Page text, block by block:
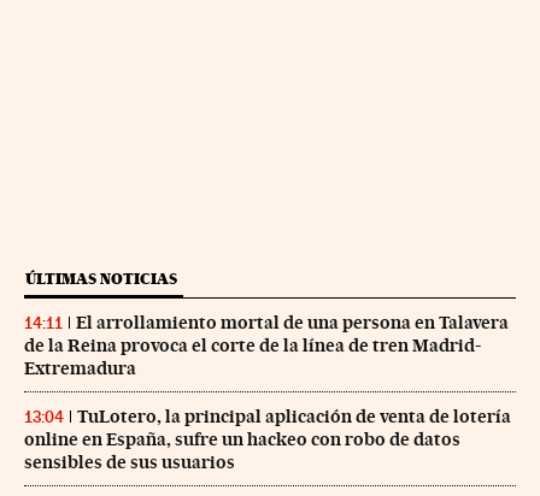
ÚLTIMAS NOTICIAS
14:11
El arrollamiento mortal de una persona en Talavera
de la Reina provoca el corte de la línea de tren Madrid-
Extremadura
13:04
TuLotero, la principal aplicación de venta de lotería
online en España, sufre un hackeo con robo de datos
sensibles de sus usuarios